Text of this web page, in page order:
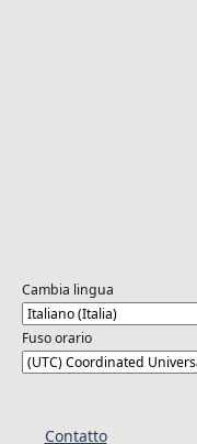
Cambia lingua
Fuso orario
Contatto